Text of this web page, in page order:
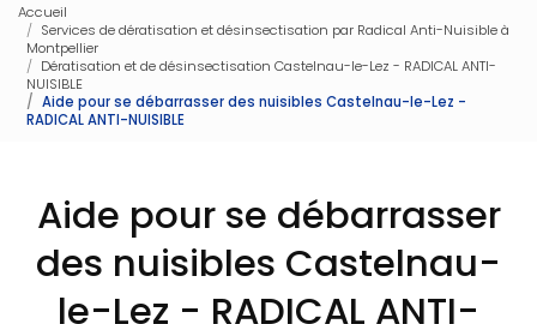
Accueil
Services de dératisation et désinsectisation par Radical Anti-Nuisible à
Montpellier
Dératisation et de désinsectisation Castelnau-le-Lez - RADICAL ANTI-
NUISIBLE
Aide pour se débarrasser des nuisibles Castelnau-le-Lez -
RADICAL ANTI-NUISIBLE
Aide pour se débarrasser
des nuisibles Castelnau-
le-Lez - RADICAL ANTI-